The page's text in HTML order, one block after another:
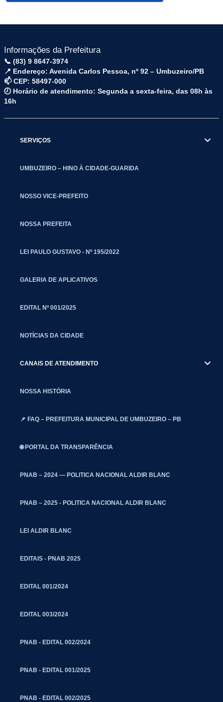
Informações da Prefeitura
📞 (83) 9 8647-3974
📍 Endereço: Avenida Carlos Pessoa, nº 92 – Umbuzeiro/PB
📫 CEP: 58497-000
🕗 Horário de atendimento: Segunda a sexta-feira, das 08h às
16h
SERVIÇOS
UMBUZEIRO – HINO À CIDADE-GUARIDA
NOSSO VICE-PREFEITO
NOSSA PREFEITA
LEI PAULO GUSTAVO - Nº 195/2022
GALERIA DE APLICATIVOS
EDITAL Nº 001/2025
NOTÍCIAS DA CIDADE
CANAIS DE ATENDIMENTO
NOSSA HISTÓRIA
📌 FAQ – PREFEITURA MUNICIPAL DE UMBUZEIRO – PB
🌐 PORTAL DA TRANSPARÊNCIA
PNAB – 2024 — POLITICA NACIONAL ALDIR BLANC
PNAB – 2025 - POLITICA NACIONAL ALDIR BLANC
LEI ALDIR BLANC
EDITAIS - PNAB 2025
EDITAL 001/2024
EDITAL 003/2024
PNAB - EDITAL 002/2024
PNAB - EDITAL 001/2025
PNAB - EDITAL 002/2025